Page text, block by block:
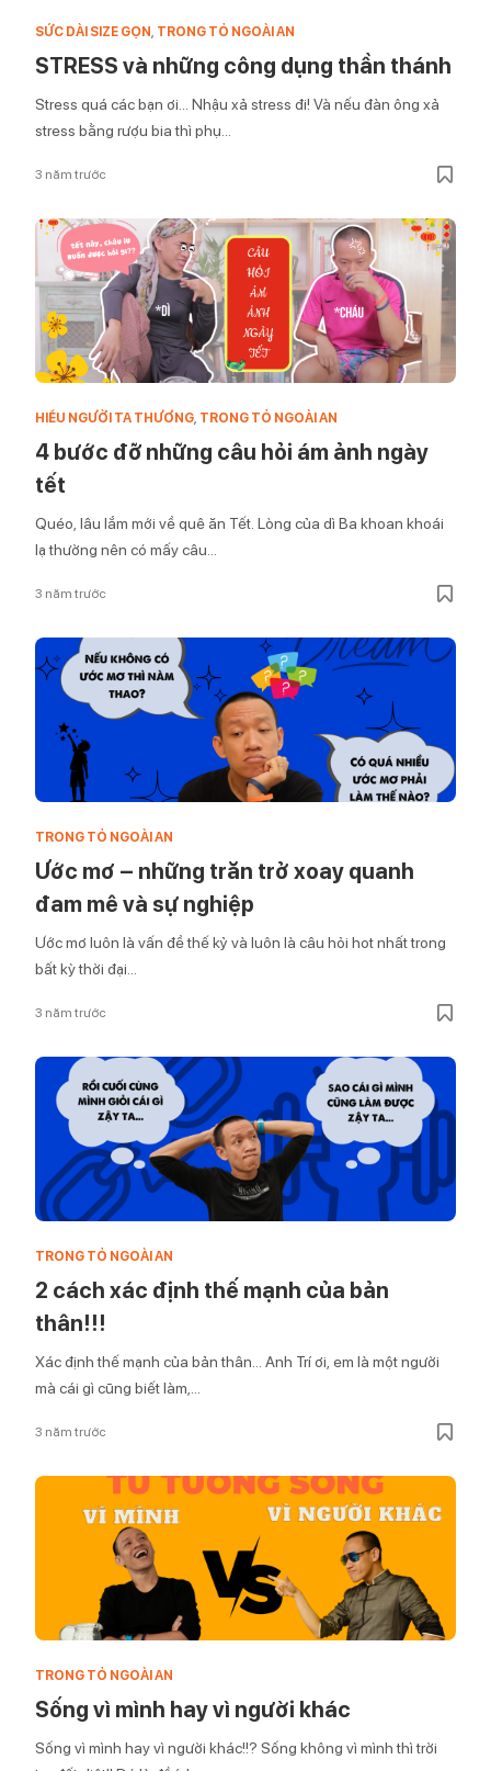
SỨC DÀI SIZE GỌN, TRONG TỎ NGOÀI AN
STRESS và những công dụng thần thánh
Stress quá các bạn ơi… Nhậu xả stress đi! Và nếu đàn ông xả
stress bằng rượu bia thì phụ...
3 năm trước
HIỂU NGƯỜI TA THƯƠNG, TRONG TỎ NGOÀI AN
4 bước đỡ những câu hỏi ám ảnh ngày
tết
Quéo, lâu lắm mới về quê ăn Tết. Lòng của dì Ba khoan khoái
lạ thường nên có mấy câu...
3 năm trước
TRONG TỎ NGOÀI AN
Ước mơ – những trăn trở xoay quanh
đam mê và sự nghiệp
Ước mơ luôn là vấn đề thế kỷ và luôn là câu hỏi hot nhất trong
bất kỳ thời đại...
3 năm trước
TRONG TỎ NGOÀI AN
2 cách xác định thế mạnh của bản
thân!!!
Xác định thế mạnh của bản thân… Anh Trí ơi, em là một người
mà cái gì cũng biết làm,...
3 năm trước
TRONG TỎ NGOÀI AN
Sống vì mình hay vì người khác
Sống vì mình hay vì người khác!!? Sống không vì mình thì trời